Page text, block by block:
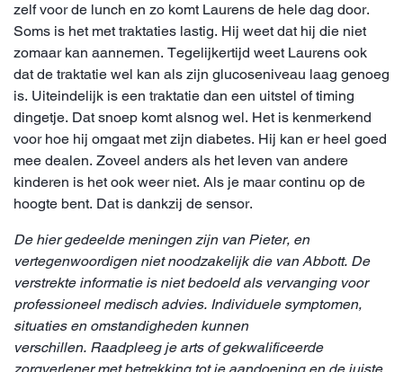
zelf voor de lunch en zo komt Laurens de hele dag door.
Soms is het met traktaties lastig. Hij weet dat hij die niet
zomaar kan aannemen. Tegelijkertijd weet Laurens ook
dat de traktatie wel kan als zijn glucoseniveau laag genoeg
is. Uiteindelijk is een traktatie dan een uitstel of timing
dingetje. Dat snoep komt alsnog wel. Het is kenmerkend
voor hoe hij omgaat met zijn diabetes. Hij kan er heel goed
mee dealen. Zoveel anders als het leven van andere
kinderen is het ook weer niet. Als je maar continu op de
hoogte bent. Dat is dankzij de sensor.
De hier gedeelde meningen zijn van Pieter, en
vertegenwoordigen niet noodzakelijk die van Abbott. De
verstrekte informatie is niet bedoeld als vervanging voor
professioneel medisch advies. Individuele symptomen,
situaties en omstandigheden kunnen
verschillen. Raadpleeg je arts of gekwalificeerde